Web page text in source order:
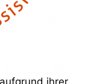
ihrer